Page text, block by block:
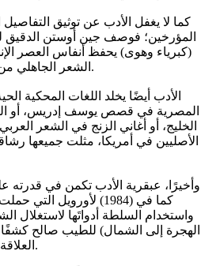
كما لا يغفل الأدب عن توثيق
المؤرخين؛ فوصف جين أوستن الدقيق
(كبرياء وهوى) يحفظ أنفاس العصر
الشعر الجاهلي من طقوس السمر حول النار.
الأدب أيضًا يخلد اللغات المحكية
المصرية في قصص يوسف إدريس، أو
الخليج، أو أغاني الزنج في الشعر
الأصليين في أمريكا، مثلت جميعها
وأخيرًا، عبقرية الأدب تكمن في قدرته
كما في (1984) لأورويل
واستخدام السلطة أدواتَها لاستغلال
الهجرة إلى الشمال) للطيب صالح
العلاقة بين المستعمِر والمستعمَر.